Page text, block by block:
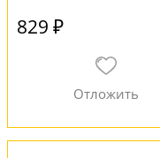
829 ₽